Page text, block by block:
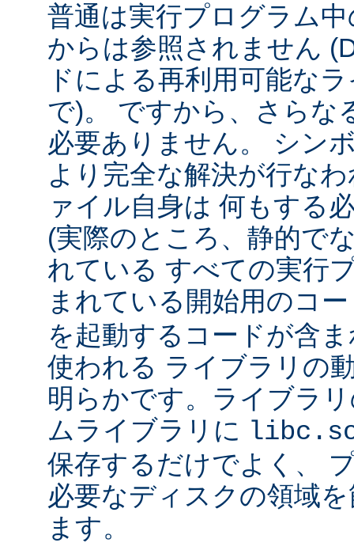
普通は実行プログラム
からは参照されません
ドによる再利用可能な
で)。 ですから、さらな
必要ありません。 シン
より完全な解決が行な
ァイル自身は 何もする
(実際のところ、静的で
れている すべての実行
まれている開始用のコ
を起動するコードが含
使われる ライブラリの
明らかです。ライブラ
ムライブラリに
保存するだけでよく、
必要なディスクの領域
ます。